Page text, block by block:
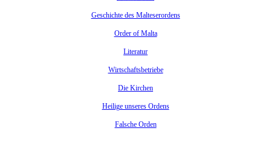
Geschichte des Malteserordens
Order of Malta
Literatur
Wirtschaftsbetriebe
Die Kirchen
Heilige unseres Ordens
Falsche Orden